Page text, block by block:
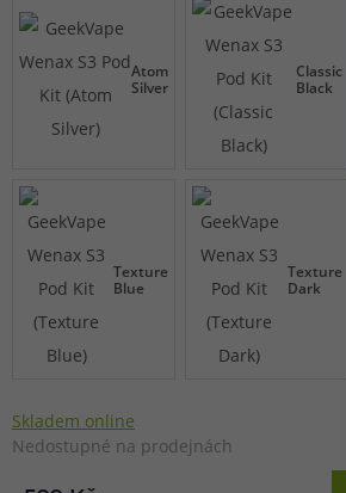
Atom
Silver
Classic
Black
Texture
Blue
Texture
Dark
Skladem online
Nedostupné na prodejnách